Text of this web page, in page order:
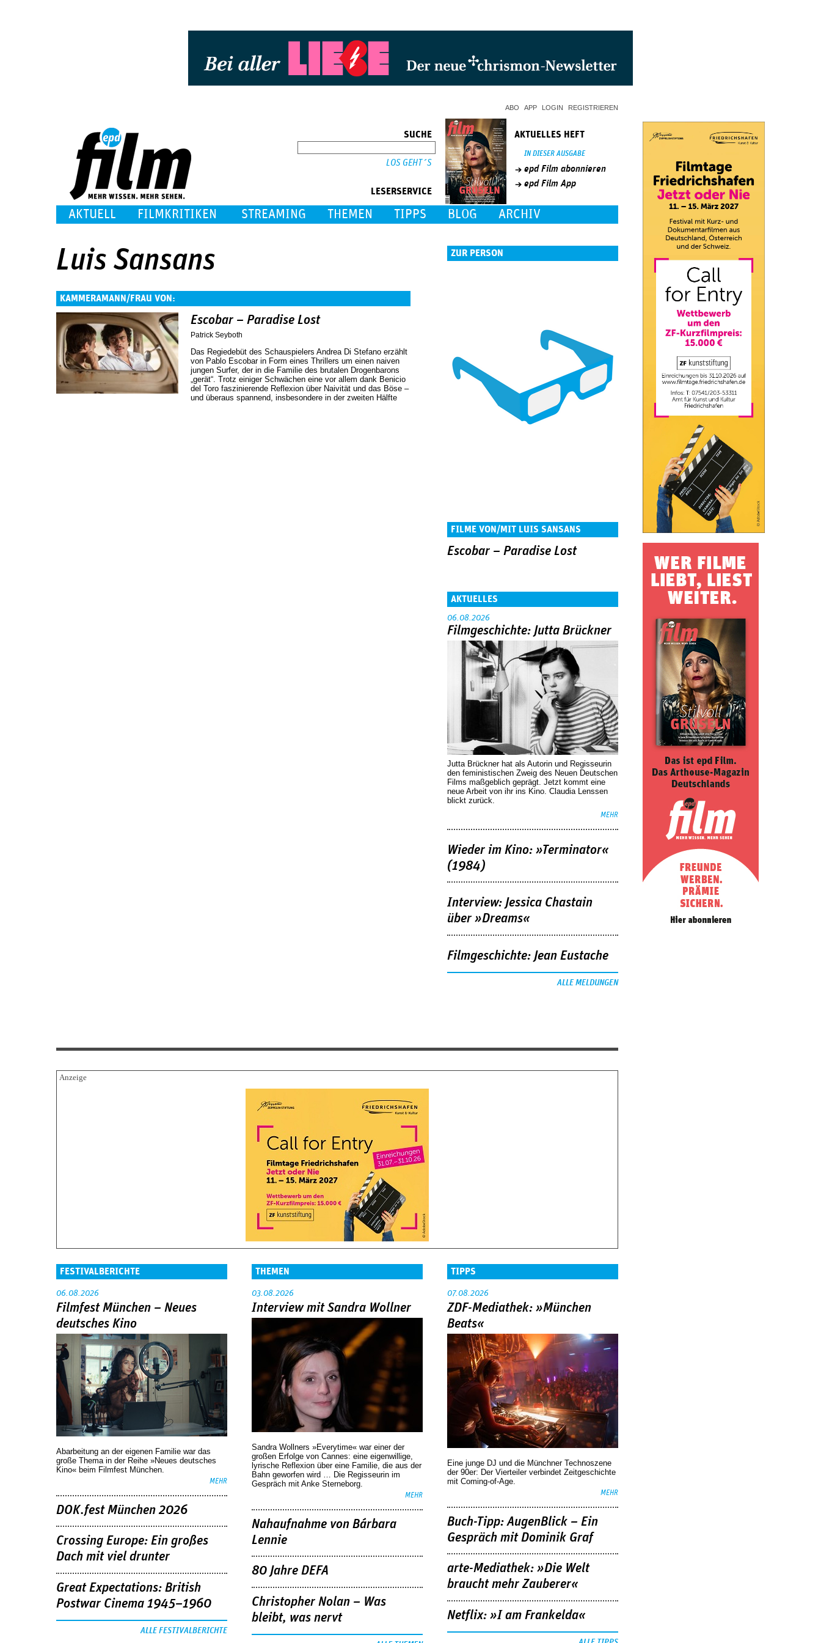
ABO APP LOGIN REGISTRIEREN
SUCHE
LESERSERVICE
AKTUELLES HEFT
IN DIESER AUSGABE
epd Film abonnieren
epd Film App
AKTUELL FILMKRITIKEN STREAMING THEMEN TIPPS BLOG ARCHIV
Luis Sansans
KAMMERAMANN/FRAU VON:
Escobar – Paradise Lost
Patrick Seyboth
Das Regiedebüt des Schauspielers Andrea Di Stefano erzählt
von Pablo Escobar in Form eines Thrillers um einen naiven
jungen Surfer, der in die Familie des brutalen Drogenbarons
„gerät“. Trotz einiger Schwächen eine vor allem dank Benicio
del Toro faszinierende Reflexion über Naivität und das Böse –
und überaus spannend, insbesondere in der zweiten Hälfte
ZUR PERSON
FILME VON/MIT LUIS SANSANS
Escobar – Paradise Lost
AKTUELLES
06.08.2026
Filmgeschichte: Jutta Brückner
Jutta Brückner hat als Autorin und Regisseurin
den feministischen Zweig des Neuen Deutschen
Films maßgeblich geprägt. Jetzt kommt eine
neue Arbeit von ihr ins Kino. Claudia Lenssen
blickt zurück.
MEHR
Wieder im Kino: »Terminator«
(1984)
Interview: Jessica Chastain
über »Dreams«
Filmgeschichte: Jean Eustache
ALLE MELDUNGEN
FESTIVALBERICHTE
06.08.2026
Filmfest München – Neues
deutsches Kino
Abarbeitung an der eigenen Familie war das
große Thema in der Reihe »Neues deutsches
Kino« beim Filmfest München.
MEHR
DOK.fest München 2026
Crossing Europe: Ein großes
Dach mit viel drunter
Great Expectations: British
Postwar Cinema 1945–1960
ALLE FESTIVALBERICHTE
THEMEN
03.08.2026
Interview mit Sandra Wollner
Sandra Wollners »Everytime« war einer der
großen Erfolge von Cannes: eine eigenwillige,
lyrische Reflexion über eine ­Familie, die aus der
Bahn geworfen wird … Die Regisseurin im
Gespräch mit Anke Sterneborg.
MEHR
Nahaufnahme von Bárbara
Lennie
80 Jahre DEFA
Christopher Nolan – Was
bleibt, was nervt
TIPPS
07.08.2026
ZDF-Mediathek: »München
Beats«
Eine junge DJ und die Münchner Technoszene
der 90er: Der Vierteiler verbindet Zeitgeschichte
mit Coming-of-Age.
MEHR
Buch-Tipp: AugenBlick – Ein
Gespräch mit Dominik Graf
arte-Mediathek: »Die Welt
braucht mehr Zauberer«
Netflix: »I am Frankelda«